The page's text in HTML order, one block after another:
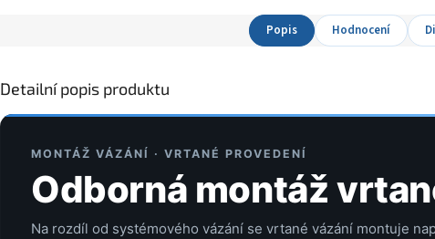
Popis Hodnocení
Detailní popis produktu
MONTÁŽ VÁZÁNÍ · VRTANÉ PROVEDENÍ
Odborná montáž
Na rozdíl od systémového vázání se vrtané vázání montuje